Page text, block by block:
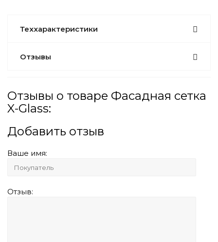
Теххарактеристики
Отзывы
Отзывы о товаре Фасадная сетка
X-Glass:
Добавить отзыв
Ваше имя:
Отзыв: